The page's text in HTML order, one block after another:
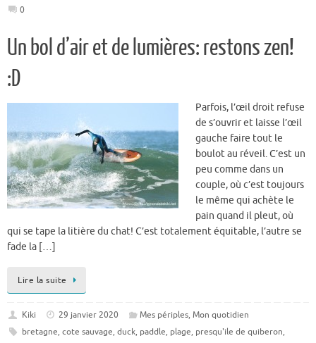
0
Un bol d’air et de lumières: restons zen!
:D
Parfois, l’œil droit refuse
de s’ouvrir et laisse l’œil
gauche faire tout le
boulot au réveil. C’est un
peu comme dans un
couple, où c’est toujours
le même qui achète le
pain quand il pleut, où
qui se tape la litière du chat! C’est totalement équitable, l’autre se
fade la […]
Lire la suite
Kiki 29 janvier 2020 Mes périples, Mon quotidien
bretagne, cote sauvage, duck, paddle, plage, presqu'ile de quiberon,